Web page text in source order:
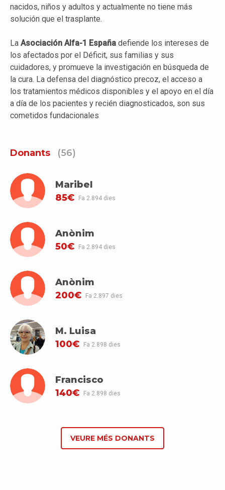
nacidos, niños y adultos y actualmente no tiene más
solución que el trasplante.
La Asociación Alfa-1 España defiende los intereses de
los afectados por el Déficit, sus familias y sus
cuidadores, y promueve la investigación en búsqueda de
la cura. La defensa del diagnóstico precoz, el acceso a
los tratamientos médicos disponibles y el apoyo en el día
a día de los pacientes y recién diagnosticados, son sus
cometidos fundacionales
Donants (56)
Maribel
85€
Fa 2.894 dies
Anònim
50€
Fa 2.894 dies
Anònim
200€
Fa 2.897 dies
M. Luisa
100€
Fa 2.898 dies
Francisco
140€
Fa 2.898 dies
VEURE MÉS DONANTS